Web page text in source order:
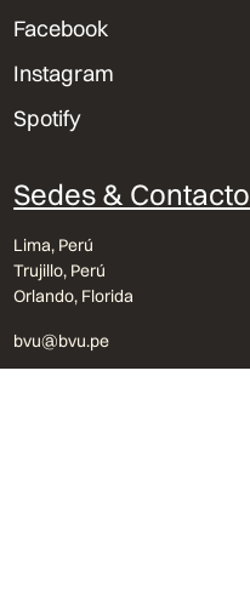
Facebook
Instagram
Spotify
Sedes & Contacto
Lima, Perú
Trujillo, Perú
Orlando, Florida
bvu@bvu.pe